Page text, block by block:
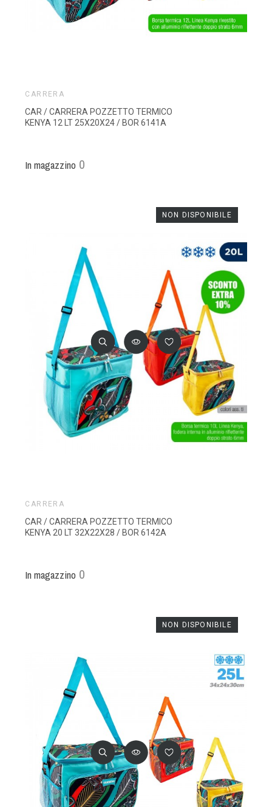
CARRERA
CAR / CARRERA POZZETTO TERMICO
KENYA 12 LT 25X20X24 / BOR 6141A
In magazzino 0
CARRERA
CAR / CARRERA POZZETTO TERMICO
KENYA 20 LT 32X22X28 / BOR 6142A
In magazzino 0
NON DISPONIBILE
NON DISPONIBILE